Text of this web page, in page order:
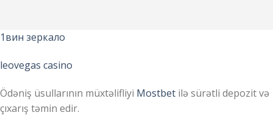
1вин зеркало
leovegas casino
Ödəniş üsullarının müxtəlifliyi Mostbet ilə sürətli depozit və
çıxarış təmin edir.